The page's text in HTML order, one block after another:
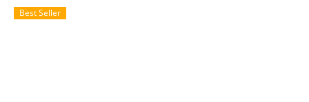
Best Seller